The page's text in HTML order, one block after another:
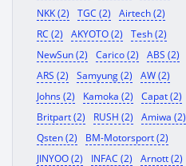
NKK (2)
TGC (2)
Airtech (2)
RC (2)
AKYOTO (2)
Tesh (2)
NewSun (2)
Carico (2)
ABS (2)
ARS (2)
Samyung (2)
AW (2)
Johns (2)
Kamoka (2)
Capat (2)
Britpart (2)
RUSH (2)
Amiwa (2)
Qsten (2)
BM-Motorsport (2)
JINYOO (2)
INFAC (2)
Arnott (2)